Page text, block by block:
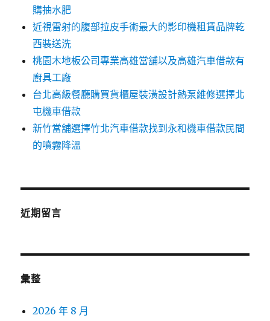
購抽水肥
近視雷射的腹部拉皮手術最大的影印機租賃品牌乾
西裝送洗
桃園木地板公司專業高雄當舖以及高雄汽車借款有
廚具工廠
台北高級餐廳購買貨櫃屋裝潢設計熱泵維修選擇北
屯機車借款
新竹當舖選擇竹北汽車借款找到永和機車借款民間
的噴霧降溫
近期留言
彙整
2026 年 8 月